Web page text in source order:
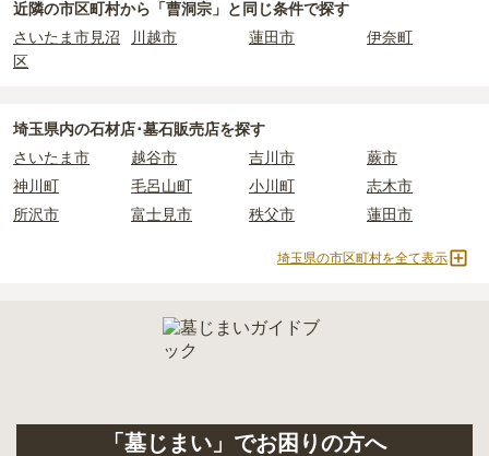
・納骨式の費用 ：お墓に遺骨を納める儀式のための費用。僧侶に渡
すお布施、会食などの費用がかかります。
ます。
正確な費用は、区画や石材の選び方によって大きく変わるため、見
積もりを取るまで確定しません。
現地見学では、担当者に「提示金額以外にかかる費用はないか」を
現地への見学が難しい場合は、資料請求でも各霊園の詳しい料金案
3人用区画あり
近隣の市区町村から 「曹洞宗」と 同じ条件で探す
さいたま市見沼
区
川越市 蓮田市 伊奈町
埼玉県内の石材店･墓石販売店を探す
さいたま市
越谷市 吉川市
蕨市
神川町
毛呂山町 小川町
志木市
所沢市
富士見市 秩父市 蓮田市
埼玉県の市区町村を全て表示
「墓じまい」でお困りの方へ